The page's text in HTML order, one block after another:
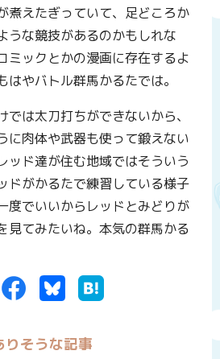
煮えたぎっていて、足どころか
うな競技があるのかもしれな
ミックとかの漫画に存在するよ
はやバトル群馬かるたでは。
は太刀打ちができないから、
に肉体や武器も使って鍛えない
ッド達が住む地域ではそういう
ドがかるたで練習している様子
度でいいからレッドとみどりが
見てみたいね。本気の群馬かる
FacebookBluesky
りそうな記事